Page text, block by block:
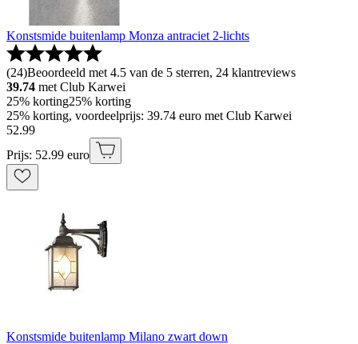
Konstsmide buitenlamp Monza antraciet 2-lichts
(24)Beoordeeld met 4.5 van de 5 sterren, 24 klantreviews
39.74 met Club Karwei
25% korting25% korting
25% korting, voordeelprijs: 39.74 euro met Club Karwei
52.99
Prijs: 52.99 euro
Konstsmide buitenlamp Milano zwart down